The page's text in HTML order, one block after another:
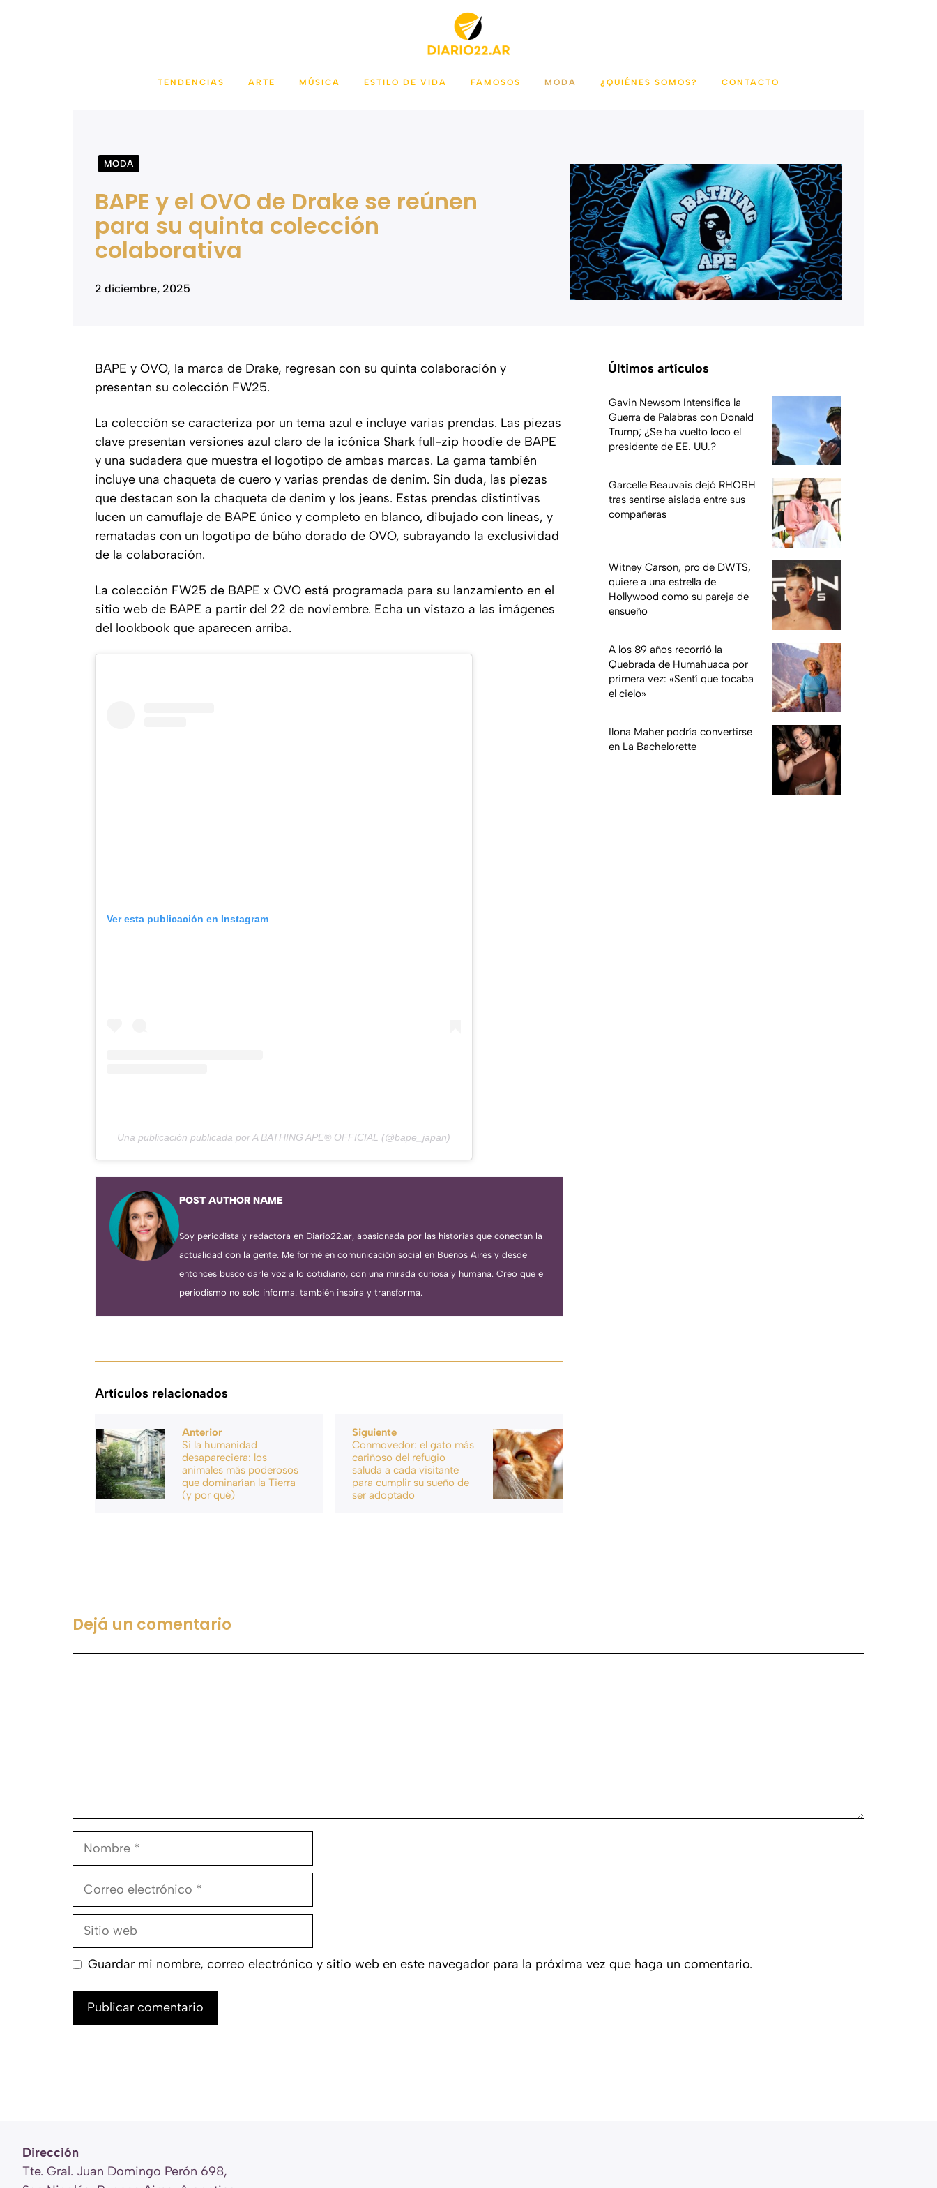
TENDENCIAS ARTE MÚSICA ESTILO DE VIDA FAMOSOS MODA ¿QUIÉNES SOMOS? CONTACTO
MODA
BAPE y el OVO de Drake se reúnen
para su quinta colección
colaborativa
2 diciembre, 2025
BAPE y OVO, la marca de Drake, regresan con su quinta colaboración y
presentan su colección FW25.
La colección se caracteriza por un tema azul e incluye varias prendas. Las piezas
clave presentan versiones azul claro de la icónica Shark full-zip hoodie de BAPE
y una sudadera que muestra el logotipo de ambas marcas. La gama también
incluye una chaqueta de cuero y varias prendas de denim. Sin duda, las piezas
que destacan son la chaqueta de denim y los jeans. Estas prendas distintivas
lucen un camuflaje de BAPE único y completo en blanco, dibujado con líneas, y
rematadas con un logotipo de búho dorado de OVO, subrayando la exclusividad
de la colaboración.
La colección FW25 de BAPE x OVO está programada para su lanzamiento en el
sitio web de BAPE a partir del 22 de noviembre. Echa un vistazo a las imágenes
del lookbook que aparecen arriba.
Ver esta publicación en Instagram
Una publicación publicada por A BATHING APE® OFFICIAL (@bape_japan)
POST AUTHOR NAME
Soy periodista y redactora en Diario22.ar, apasionada por las historias que conectan la
actualidad con la gente. Me formé en comunicación social en Buenos Aires y desde
entonces busco darle voz a lo cotidiano, con una mirada curiosa y humana. Creo que el
periodismo no solo informa: también inspira y transforma.
Artículos relacionados
Anterior
Si la humanidad
desapareciera: los
animales más poderosos
que dominarían la Tierra
(y por qué)
Siguiente
Conmovedor: el gato más
cariñoso del refugio
saluda a cada visitante
para cumplir su sueño de
ser adoptado
Últimos artículos
Gavin Newsom Intensifica la
Guerra de Palabras con Donald
Trump; ¿Se ha vuelto loco el
presidente de EE. UU.?
Garcelle Beauvais dejó RHOBH
tras sentirse aislada entre sus
compañeras
Witney Carson, pro de DWTS,
quiere a una estrella de
Hollywood como su pareja de
ensueño
A los 89 años recorrió la
Quebrada de Humahuaca por
primera vez: «Sentí que tocaba
el cielo»
Ilona Maher podría convertirse
en La Bachelorette
Dejá un comentario
Nombre
Correo
Sitio
Guardar mi nombre, correo electrónico y sitio web en este navegador para la próxima vez que haga un comentario.
Dirección
Tte. Gral. Juan Domingo Perón 698,